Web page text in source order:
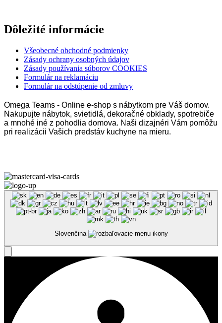
Dôležité informácie
Všeobecné obchodné podmienky
Zásady ochrany osobných údajov
Zásady používania súborov COOKIES
Formulár na reklamáciu
Formulár na odstúpenie od zmluvy
Omega Teams - Online e-shop s nábytkom pre Váš domov.
Nakupujte nábytok, svietidlá, dekoračné obklady, spotrebiče
a mnohé iné z pohodlia domova. Naši dizajnéri Vám pomôžu
pri realizácii Vašich predstáv kuchyne na mieru.
Slovenčina